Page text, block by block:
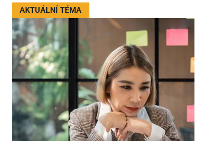
AKTUÁLNÍ TÉMA